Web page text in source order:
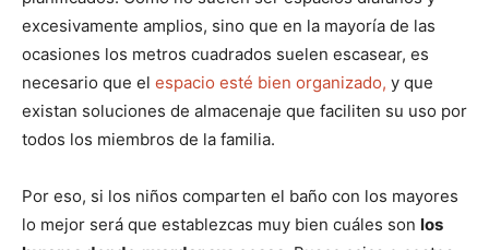
excesivamente amplios, sino que en la mayoría de las
ocasiones los metros cuadrados suelen escasear, es
necesario que el espacio esté bien organizado, y que
existan soluciones de almacenaje que faciliten su uso por
todos los miembros de la familia.
Por eso, si los niños comparten el baño con los mayores
lo mejor será que establezcas muy bien cuáles son los